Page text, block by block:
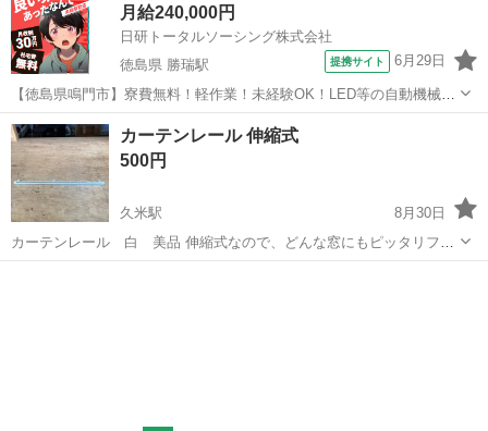
カーテン
月給240,000円
日研トータルソーシング株式会社
徳島県 勝瑞駅
提携サイト 6月29日
【徳島県鳴門市】寮費無料！軽作業！未経験OK！LED等の自動機械加
工・検査・梱包・データ入力《お仕事No.NS0560》 お仕事について ス
マートフォンやパソコン、車などに使われるLED等の電子部品の製造
とそれに付帯する作...
徳島 鳴門市 その他
カーテンレール 伸縮式
500円
久米駅
8月30日
カーテンレール 白 美品 伸縮式なので、どんな窓にもピッタリフィ
ット サイズ 約740 〜1270 管理番号 1945706